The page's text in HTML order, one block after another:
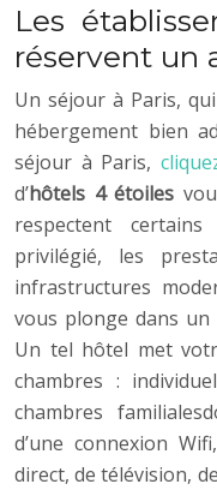
Les
réservent un
Un séjour à Paris,
hébergement bien
séjour à Paris,
d’hôtels 4 étoiles
respectent certains
privilégié, les
infrastructures
vous plonge dans
Un tel hôtel met
chambres :
chambres
d’une connexion
direct, de télévision,